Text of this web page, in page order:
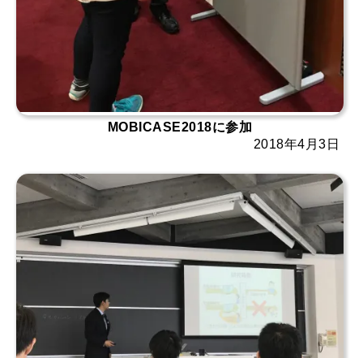
MOBICASE2018に参加
2018年4月3日